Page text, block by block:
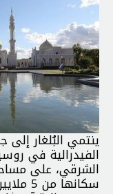
ينتمي البُلغار إلى
الفيدرالية في
سكانها من 5 ملايين نسمة.